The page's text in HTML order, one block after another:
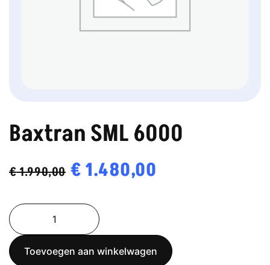
Baxtran SML 6000
€1.990,00 Oorspronkelijke
was:
€ 1.990,00.
€1.480,00
€ 1.480,00.
Baxtran
SML
6000
aantal
Toevoegen aan winkelwagen